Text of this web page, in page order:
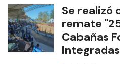
Se realizó
remate
Cabañas